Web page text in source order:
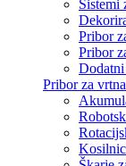
Sistemi
Pribor
Pribor
Pribor za